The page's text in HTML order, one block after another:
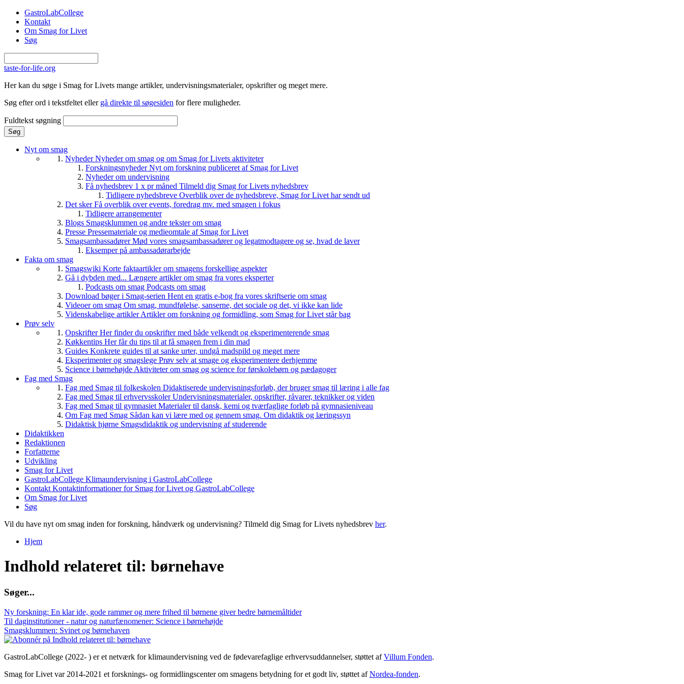
Gå til hovedindhold
GastroLabCollege
Kontakt
Om Smag for Livet
Søg
taste-for-life.org
Her kan du søge i Smag for Livets mange artikler, undervisningsmaterialer, opskrifter og meget mere.
Søg efter ord i tekstfeltet eller gå direkte til søgesiden for flere muligheder.
Fuldtekst søgning
Nyt om smag
NyhederNyheder om smag og om Smag for Livets aktiviteter
ForskningsnyhederNyt om forskning publiceret af Smag for Livet
Nyheder om undervisning
Få nyhedsbrev 1 x pr måned Tilmeld dig Smag for Livets nyhedsbrev
Tidligere nyhedsbreve Overblik over de nyhedsbreve, Smag for Livet har sendt ud
Det skerFå overblik over events, foredrag mv. med smagen i fokus
Tidligere arrangementer
Blogs Smagsklummen og andre tekster om smag
Presse Pressemateriale og medieomtale af Smag for Livet
SmagsambassadørerMød vores smagsambassadører og legatmodtagere og se, hvad de laver
Eksemper på ambassadørarbejde
Fakta om smag
Smagswiki Korte faktaartikler om smagens forskellige aspekter
Gå i dybden med... Længere artikler om smag fra vores eksperter
Podcasts om smag Podcasts om smag
Download bøger i Smag-serien Hent en gratis e-bog fra vores skriftserie om smag
Videoer om smag Om smag, mundfølelse, sanserne, det sociale og det, vi ikke kan lide
Videnskabelige artiklerArtikler om forskning og formidling, som Smag for Livet står bag
Prøv selv
OpskrifterHer finder du opskrifter med både velkendt og eksperimenterende smag
Køkkentips Her får du tips til at få smagen frem i din mad
Guides Konkrete guides til at sanke urter, undgå madspild og meget mere
Eksperimenter og smagslege Prøv selv at smage og eksperimentere derhjemme
Science i børnehøjde Aktiviteter om smag og science for førskolebørn og pædagoger
Fag med Smag
Fag med Smag til folkeskolen Didaktiserede undervisningsforløb, der bruger smag til læring i alle fag
Fag med Smag til erhvervsskolerUndervisningsmaterialer, opskrifter, råvarer, teknikker og viden
Fag med Smag til gymnasiet Materialer til dansk, kemi og tværfaglige forløb på gymnasieniveau
Om Fag med Smag Sådan kan vi lære med og gennem smag. Om didaktik og læringssyn
Didaktisk hjørne Smagsdidaktik og undervisning af studerende
Didaktikken
Redaktionen
Forfatterne
Udvikling
Smag for Livet
GastroLabCollege Klimaundervisning i GastroLabCollege
Kontakt Kontaktinformationer for Smag for Livet og GastroLabCollege
Om Smag for Livet
Søg
Vil du have nyt om smag inden for forskning, håndværk og undervisning? Tilmeld dig Smag for Livets nyhedsbrev her.
Hjem
Indhold relateret til: børnehave
Søger...
Ny forskning: En klar ide, gode rammer og mere frihed til børnene giver bedre børnemåltider
Til daginstitutioner - natur og naturfænomener: Science i børnehøjde
Smagsklummen: Svinet og børnehaven
GastroLabCollege (2022- ) er et netværk for klimaundervisning ved de fødevarefaglige erhvervsuddannelser, støttet afVillum Fonden.
Smag for Livet var 2014-2021 et forsknings- og formidlingscenter om smagens betydning for et godt liv, støttet afNordea-fonden.